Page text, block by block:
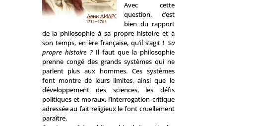
Avec cette
question, c’est
bien du rapport
de la philosophie à sa propre histoire et à
son temps, en ère française, qu’il s’agit ! Sa
propre histoire ?Il faut que la philosophie
prenne congé des grands systèmes qui ne
parlent plus aux hommes. Ces systèmes
font montre de leurs limites, ainsi que le
développement des sciences, les défis
politiques et moraux, l’interrogation critique
adressée au fait religieux le font cruellement
paraître.